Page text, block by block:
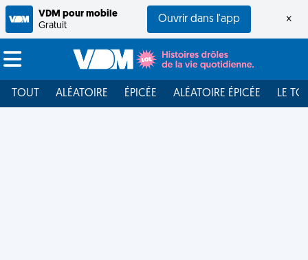
VDM pour mobile
Gratuit
Ouvrir dans l'app ×
TOUT ALÉATOIRE ÉPICÉE ALÉATOIRE ÉPICÉE LE